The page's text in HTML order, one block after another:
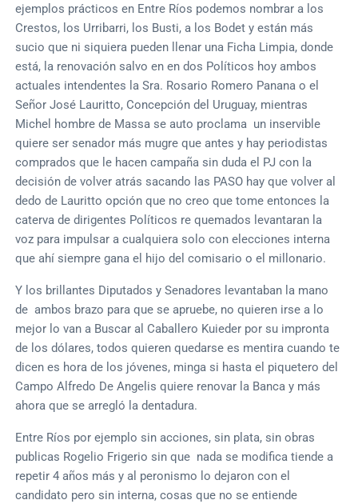
ejemplos prácticos en Entre Ríos podemos nombrar a los
Crestos, los Urribarri, los Busti, a los Bodet y están más
sucio que ni siquiera pueden llenar una Ficha Limpia, donde
está, la renovación salvo en en dos Políticos hoy ambos
actuales intendentes la Sra. Rosario Romero Panana o el
Señor José Lauritto, Concepción del Uruguay, mientras
Michel hombre de Massa se auto proclama un inservible
quiere ser senador más mugre que antes y hay periodistas
comprados que le hacen campaña sin duda el PJ con la
decisión de volver atrás sacando las PASO hay que volver al
dedo de Lauritto opción que no creo que tome entonces la
caterva de dirigentes Políticos re quemados levantaran la
voz para impulsar a cualquiera solo con elecciones interna
que ahí siempre gana el hijo del comisario o el millonario.
Y los brillantes Diputados y Senadores levantaban la mano
de ambos brazo para que se apruebe, no quieren irse a lo
mejor lo van a Buscar al Caballero Kuieder por su impronta
de los dólares, todos quieren quedarse es mentira cuando te
dicen es hora de los jóvenes, minga si hasta el piquetero del
Campo Alfredo De Angelis quiere renovar la Banca y más
ahora que se arregló la dentadura.
Entre Ríos por ejemplo sin acciones, sin plata, sin obras
publicas Rogelio Frigerio sin que nada se modifica tiende a
repetir 4 años más y al peronismo lo dejaron con el
candidato pero sin interna, cosas que no se entiende